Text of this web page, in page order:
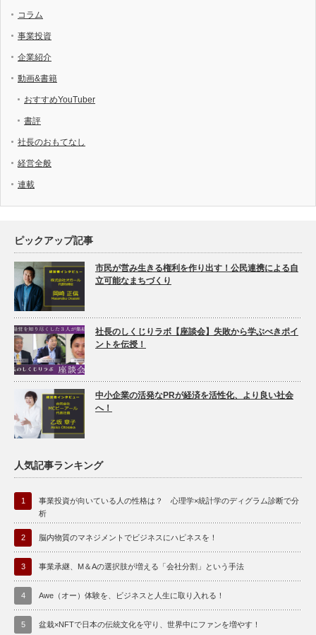
コラム
事業投資
企業紹介
動画&書籍
おすすめYouTuber
書評
社長のおもてなし
経営全般
連載
ピックアップ記事
市民が営み生きる権利を作り出す！公民連携による自
立可能なまちづくり
社長のしくじりラボ【座談会】失敗から学ぶべきポイ
ントを伝授！
中小企業の活発なPRが経済を活性化、より良い社会
へ！
人気記事ランキング
1
事業投資が向いている人の性格は？ 心理学×統計学のディグラム診断で分
析
2 脳内物質のマネジメントでビジネスにハピネスを！
3 事業承継、M＆Aの選択肢が増える「会社分割」という手法
4 Awe（オー）体験を、ビジネスと人生に取り入れる！
5 盆栽×NFTで日本の伝統文化を守り、世界中にファンを増やす！